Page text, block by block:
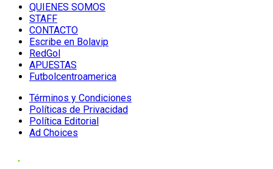
QUIENES SOMOS
STAFF
CONTACTO
Escribe en Bolavip
RedGol
APUESTAS
Futbolcentroamerica
Términos y Condiciones
Políticas de Privacidad
Política Editorial
Ad Choices